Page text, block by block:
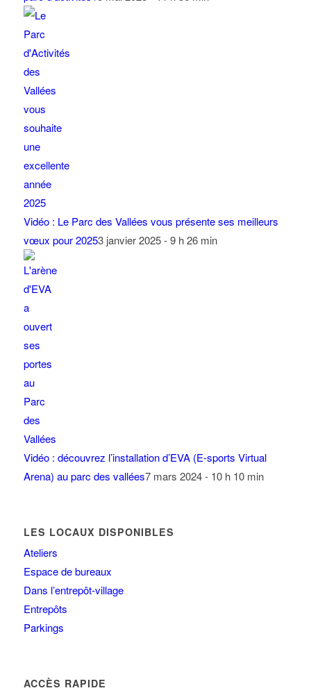
Vidéo : Le Parc des Vallées vous présente ses meilleurs
vœux pour 20253 janvier 2025 - 9 h 26 min
Vidéo : découvrez l’installation d’EVA (E-sports Virtual
Arena) au parc des vallées7 mars 2024 - 10 h 10 min
LES LOCAUX DISPONIBLES
Ateliers
Espace de bureaux
Dans l’entrepôt-village
Entrepôts
Parkings
ACCÈS RAPIDE